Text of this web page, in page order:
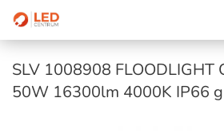
SLV 1008908 FLOODLIGHT
50W 16300lm 4000K IP66